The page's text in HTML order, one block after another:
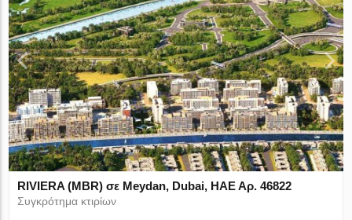
RIVIERA (MBR) σε Meydan, Dubai, ΗΑΕ Αρ. 46822
Συγκρότημα κτιρίων